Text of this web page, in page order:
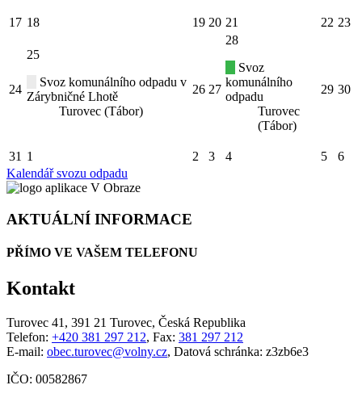
17 18 19 20 21 22 23
24
25
Svoz komunálního odpadu v
Zárybničné Lhotě
Turovec (Tábor)
26 27
28
Svoz
komunálního
odpadu
Turovec
(Tábor)
29 30
31 1 2 3 4 5
6
Kalendář svozu odpadu
AKTUÁLNÍ INFORMACE
PŘÍMO VE VAŠEM TELEFONU
Kontakt
Turovec 41, 391 21 Turovec, Česká Republika
Telefon: +420 381 297 212, Fax: 381 297 212
E-mail: obec.turovec@volny.cz, Datová schránka: z3zb6e3
IČO: 00582867